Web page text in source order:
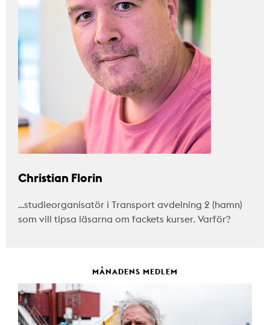
Christian Florin
…studieorganisatör i Transport avdelning 2 (hamn)
som vill tipsa läsarna om fackets kurser. Varför?
MÅNADENS MEDLEM